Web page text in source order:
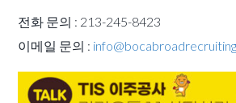
전화 문의 : 213-245-8423
이메일 문의 :